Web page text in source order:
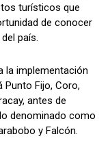
turísticos que
de conocer
país.
la implementación
Punto Fijo, Coro,
antes de
denominado como
y Falcón.